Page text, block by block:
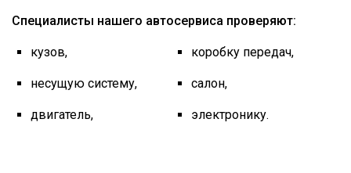
Специалисты нашего автосервиса проверяют:
кузов,
несущую систему,
двигатель,
коробку передач,
салон,
электронику.